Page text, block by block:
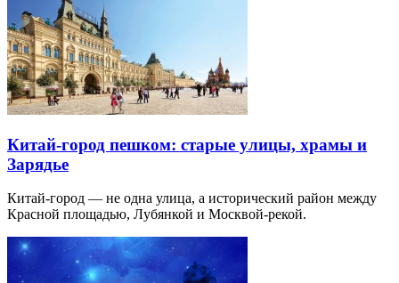
Китай-город пешком: старые улицы, храмы и
Зарядье
Китай-город — не одна улица, а исторический район между
Красной площадью, Лубянкой и Москвой-рекой.